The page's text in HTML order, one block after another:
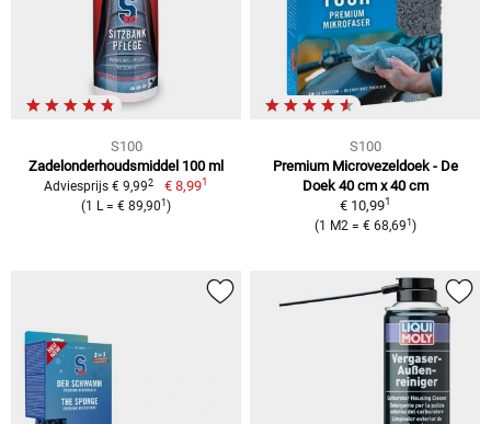
S100
Zadelonderhoudsmiddel 100 ml
Adviesprijs € 9,992 € 8,991
(1 L = € 89,901 )
S100
Premium Microvezeldoek - De
Doek 40 cm x 40 cm
€ 10,991
(1 M2 = € 68,691 )